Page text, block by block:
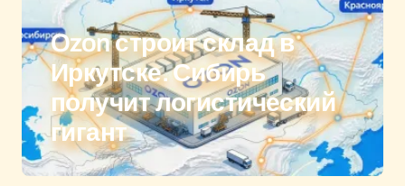
Ozon строит склад в
Иркутске. Сибирь
получит логистический
гигант